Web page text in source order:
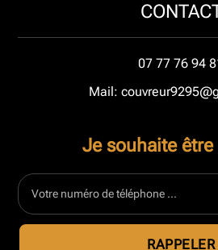
07 77 76 94
Mail:
Je souhaite